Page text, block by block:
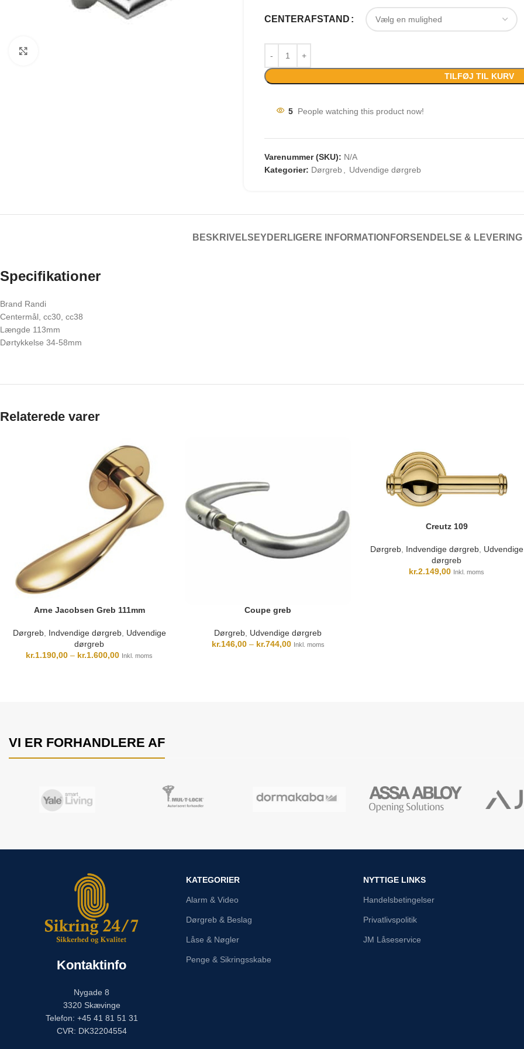
CENTERAFSTAND
TILFØJ TIL KURV
5 People watching this product now!
Varenummer (SKU): N/A
Kategorier: Dørgreb Udvendige dørgreb
BESKRIVELSEYDERLIGERE INFORMATION FORSENDELSE & LEVERING
Specifikationer
Brand Randi
Centermål, cc30, cc38
Længde 113mm
Dørtykkelse 34-58mm
Relaterede varer
Arne Jacobsen Greb 111mm
Dørgreb, Indvendige dørgreb, Udvendige
dørgreb
kr.1.190,00 – kr.1.600,00 Inkl. moms
Coupe greb
Dørgreb Udvendige dørgreb
kr.146,00– kr.744,00 Inkl. moms
Creutz 109
Dørgreb, Indvendige dørgreb, Udvendige
dørgreb
kr.2.149,00 Inkl. moms
VI ER FORHANDLERE AF
Kontaktinfo
Nygade 8
3320 Skævinge
Telefon: +45 41 81 51 31
CVR: DK32204554
KATEGORIER
Alarm & Video
Dørgreb & Beslag
Låse & Nøgler
Penge & Sikringsskabe
NYTTIGE LINKS
Handelsbetingelser
Privatlivspolitik
JM Låseservice